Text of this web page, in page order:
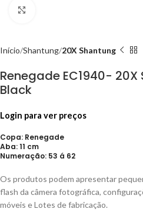
Início Shantung 20X Shantung
Renegade EC1940-
Black
Login para ver preços
Copa: Renegade
Aba: 11 cm
Numeração: 53 á 62
Os produtos podem apresentar
flash da câmera fotográfica,
móveis e Lotes de fabricação.